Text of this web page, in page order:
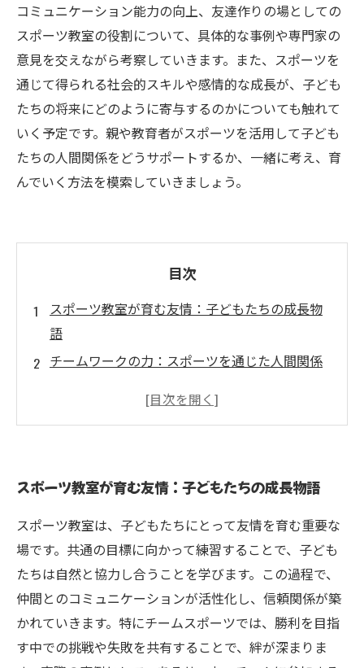
コミュニケーション能力の向上、友達作りの場としての
スポーツ教室の役割について、具体的な事例や専門家の
意見を交えながら考察していきます。また、スポーツを
通じて得られる社会的スキルや感情的な成長が、子ども
たちの将来にどのように寄与するのかについても触れて
いく予定です。親や教育者がスポーツを活用して子ども
たちの人間関係をどうサポートするか、一緒に考え、育
んでいく方法を模索していきましょう。
目次
スポーツ教室が育む友情：子どもたちの成長物
語
チームワークの力：スポーツを通じた人間関係
子どもたちが見つけるコミュニケーションの楽
る方法
スポーツ教室の体験談：絆が深まった瞬間
将来に繋がる社会的スキルの育成に向けて
人間関係の重要性：スポーツから学ぶ教訓と成
長
スポーツ教室が育む友情：子どもたちの成長物語
スポーツ教室は、子どもたちにとって友情を育む重要な
場です。共通の目標に向かって練習することで、子ども
たちは自然と協力し合うことを学びます。この過程で、
仲間とのコミュニケーションが活性化し、信頼関係が築
かれていきます。特にチームスポーツでは、勝利を目指
す中での挑戦や失敗を共有することで、絆が深まりま